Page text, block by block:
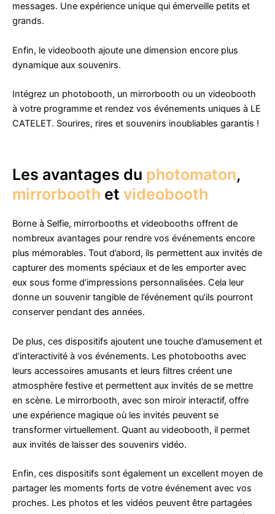
messages. Une expérience unique qui émerveille petits et
grands.
Enfin, le videobooth ajoute une dimension encore plus
dynamique aux souvenirs.
Intégrez un photobooth, un mirrorbooth ou un videobooth
à votre programme et rendez vos événements uniques à LE
CATELET. Sourires, rires et souvenirs inoubliables garantis !
Les avantages du photomaton,
mirrorbooth et videobooth
Borne à Selfie, mirrorbooths et videobooths offrent de
nombreux avantages pour rendre vos événements encore
plus mémorables. Tout d’abord, ils permettent aux invités de
capturer des moments spéciaux et de les emporter avec
eux sous forme d’impressions personnalisées. Cela leur
donne un souvenir tangible de l’événement qu’ils pourront
conserver pendant des années.
De plus, ces dispositifs ajoutent une touche d’amusement et
d’interactivité à vos événements. Les photobooths avec
leurs accessoires amusants et leurs filtres créent une
atmosphère festive et permettent aux invités de se mettre
en scène. Le mirrorbooth, avec son miroir interactif, offre
une expérience magique où les invités peuvent se
transformer virtuellement. Quant au videobooth, il permet
aux invités de laisser des souvenirs vidéo.
Enfin, ces dispositifs sont également un excellent moyen de
partager les moments forts de votre événement avec vos
proches. Les photos et les vidéos peuvent être partagées